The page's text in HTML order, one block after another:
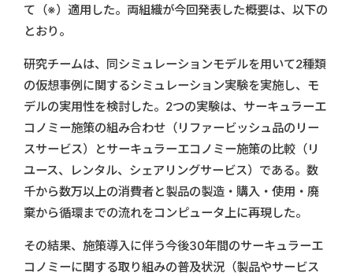
て（※）適用した。両組織が今回発表した概要は、以下の
とおり。
研究チームは、同シミュレーションモデルを用いて2種類
の仮想事例に関するシミュレーション実験を実施し、モ
デルの実用性を検討した。2つの実験は、サーキュラーエ
コノミー施策の組み合わせ（リファービッシュ品のリー
スサービス）とサーキュラーエコノミー施策の比較（リ
ユース、レンタル、シェアリングサービス）である。数
千から数万以上の消費者と製品の製造・購入・使用・廃
棄から循環までの流れをコンピュータ上に再現した。
その結果、施策導入に伴う今後30年間のサーキュラーエ
コノミーに関する取り組みの普及状況（製品やサービス